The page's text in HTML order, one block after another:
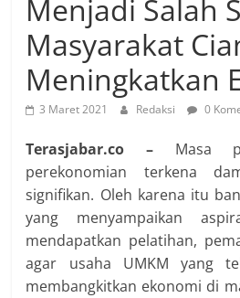
Menjadi Salah
Masyarakat
Meningkatkan
3 Maret 2021 Redaksi 0
Terasjabar.co – Masa
perekonomian terkena
signifikan. Oleh karena itu
yang menyampaikan
mendapatkan pelatihan,
agar usaha UMKM yang
membangkitkan ekonomi di